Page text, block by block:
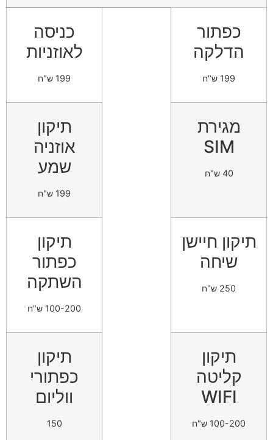
כפתור
הדלקה
199 ש"ח
כניסה
לאוזניות
199 ש"ח
מגירת
SIM
40 ש"ח
תיקון
אוזניה
שמע
199 ש"ח
תיקון חיישן
שיחה
250 ש"ח
תיקון
כפתור
השתקה
100-200 ש"ח
תיקון
קליטה
WIFI
100-200 ש"ח
תיקון
כפתורי
ווליום
150